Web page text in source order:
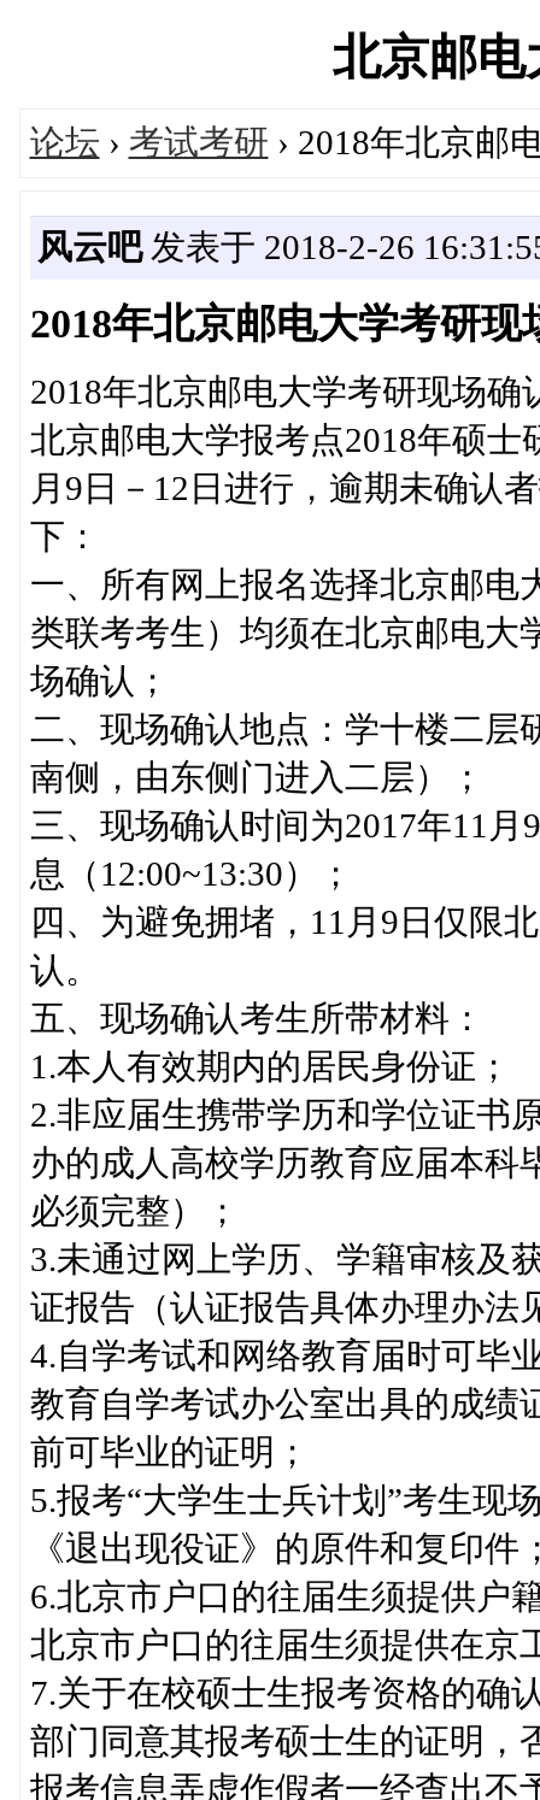
北京邮
论坛 › 考试考研 › 2018年北京邮
风云吧发表于 2018-2-26
2018年北京邮电大学考研现
2018年北京邮电大学考研现场确
北京邮电大学报考点2018年硕士
月9日－12日进行，逾期未确认
下：
一、所有网上报名选择北京邮电
类联考考生）均须在北京邮电大
场确认；
二、现场确认地点：学十楼二层
南侧，由东侧门进入二层）；
三、现场确认时间为2017年11
息（12:00~13:30）；
四、为避免拥堵，11月9日仅限
认。
五、现场确认考生所带材料：
1.本人有效期内的居民身份证；
2.非应届生携带学历和学位证书
办的成人高校学历教育应届本科
必须完整）；
3.未通过网上学历、学籍审核及
证报告（认证报告具体办理办法
4.自学考试和网络教育届时可毕
教育自学考试办公室出具的成绩
前可毕业的证明；
5.报考“大学生士兵计划”考生现
《退出现役证》的原件和复印件
6.北京市户口的往届生须提供户
北京市户口的往届生须提供在京
7.关于在校硕士生报考资格的确
部门同意其报考硕士生的证明，
报考信息弄虚作假者一经查出不